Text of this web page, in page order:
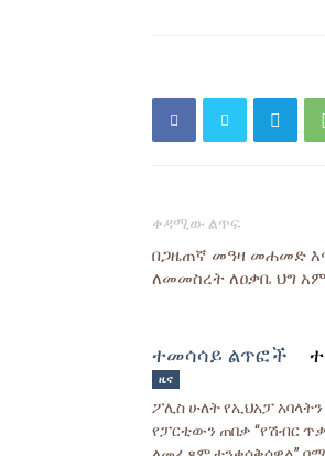
ቀዳሚው ልጥፍ
በጋዜጠኛ መዓዛ መሐመድ
ለመመስረት ለዐቃቤ ህግ
ተመሳሳይ ልጥፎች
ዜና
ፖሊስ ሁለት የኢህአፓ አባላትን
የፓርቲውን ጠበቃ “የሽብር